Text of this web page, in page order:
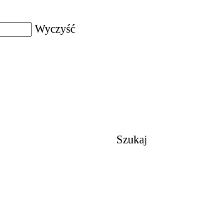
Wyczyść
Szukaj